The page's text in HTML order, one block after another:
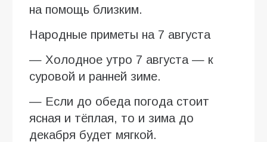
на помощь близким.
Народные приметы на 7 августа
— Холодное утро 7 августа — к
суровой и ранней зиме.
— Если до обеда погода стоит
ясная и тёплая, то и зима до
декабря будет мягкой.